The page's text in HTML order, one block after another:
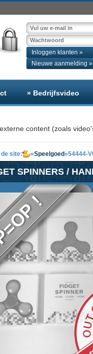
Inloggen klanten »
Nieuwe aanmelding »
» Bedrijfsvideo
content (zoals
site: »Speelgoed»54444-
SPINNERS /
!